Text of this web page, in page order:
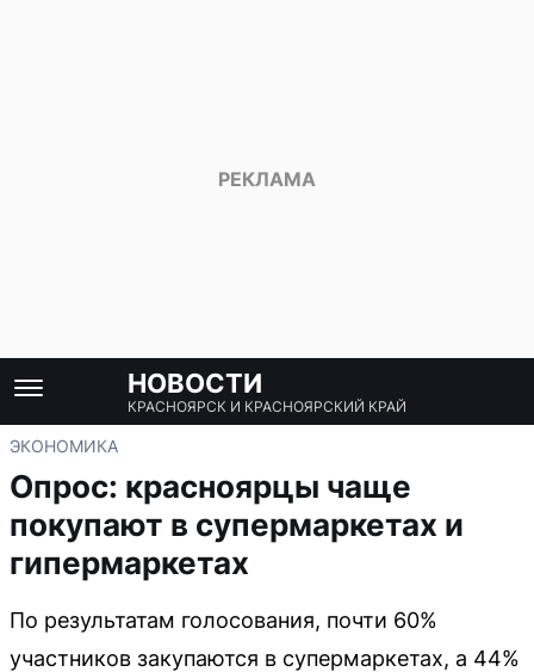
НОВОСТИ
КРАСНОЯРСК И КРАСНОЯРСКИЙ КРАЙ
ЭКОНОМИКА
Опрос: красноярцы чаще
покупают в супермаркетах и
гипермаркетах
По результатам голосования, почти 60%
участников закупаются в супермаркетах, а 44%